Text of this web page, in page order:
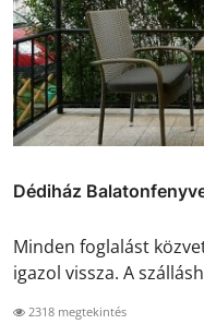
Dédiház
Minden foglalást
igazol vissza. A
2318 megtekintés